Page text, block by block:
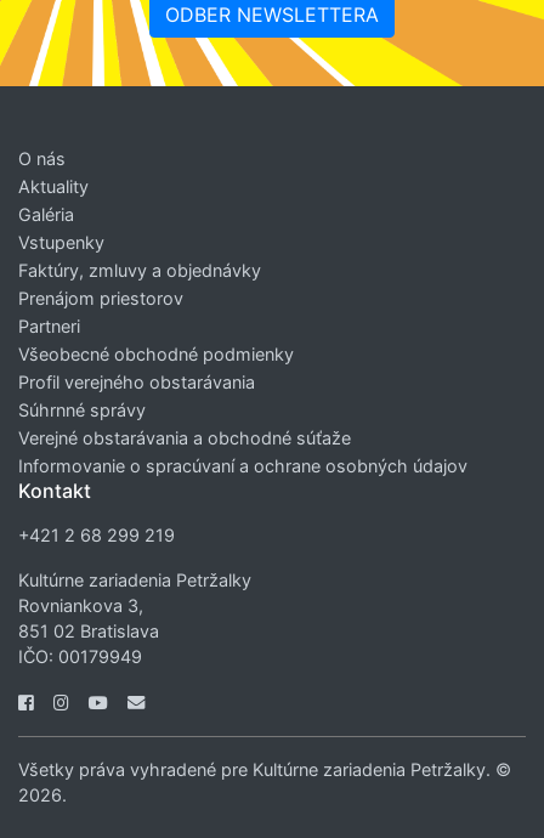
ODBER NEWSLETTERA
O nás
Aktuality
Galéria
Vstupenky
Faktúry, zmluvy a objednávky
Prenájom priestorov
Partneri
Všeobecné obchodné podmienky
Profil verejného obstarávania
Súhrnné správy
Verejné obstarávania a obchodné súťaže
Informovanie o spracúvaní a ochrane osobných údajov
Kontakt
+421 2 68 299 219
Kultúrne zariadenia Petržalky
Rovniankova 3,
851 02 Bratislava
IČO: 00179949
Všetky práva vyhradené pre Kultúrne zariadenia Petržalky. ©
2026.